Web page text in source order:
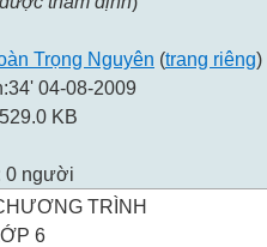
Trọng Nguyên (trang riêng)
04-08-2009
529.0 KB
0 người
TRÌNH
6